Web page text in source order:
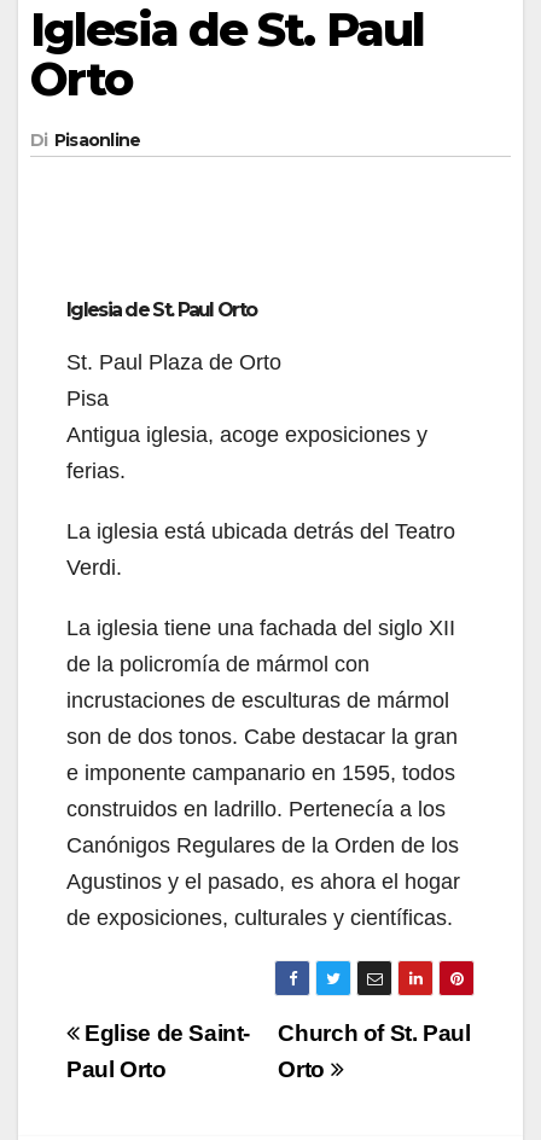
Iglesia de St. Paul
Orto
Di Pisaonline
Iglesia de St. Paul Orto
St. Paul Plaza de Orto
Pisa
Antigua iglesia, acoge exposiciones y
ferias.
La iglesia está ubicada detrás del Teatro
Verdi.
La iglesia tiene una fachada del siglo XII
de la policromía de mármol con
incrustaciones de esculturas de mármol
son de dos tonos. Cabe destacar la gran
e imponente campanario en 1595, todos
construidos en ladrillo. Pertenecía a los
Canónigos Regulares de la Orden de los
Agustinos y el pasado, es ahora el hogar
de exposiciones, culturales y científicas.
Navigazione
articoli
Church of St. Paul
Orto
Eglise de Saint-
Paul Orto